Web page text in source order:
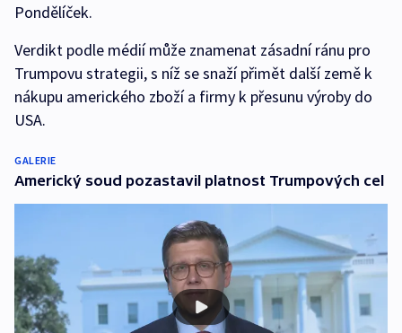
Pondělíček.
Verdikt podle médií může znamenat zásadní ránu pro
Trumpovu strategii, s níž se snaží přimět další země k
nákupu amerického zboží a firmy k přesunu výroby do
USA.
GALERIE
Americký soud pozastavil platnost Trumpových cel